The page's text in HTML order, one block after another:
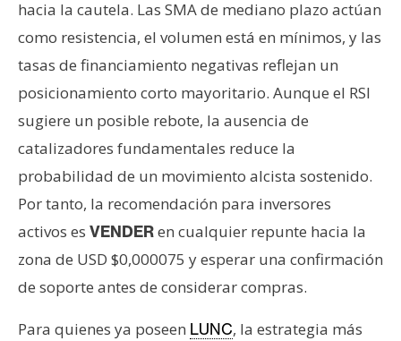
hacia la cautela. Las SMA de mediano plazo actúan
como resistencia, el volumen está en mínimos, y las
tasas de financiamiento negativas reflejan un
posicionamiento corto mayoritario. Aunque el RSI
sugiere un posible rebote, la ausencia de
catalizadores fundamentales reduce la
probabilidad de un movimiento alcista sostenido.
Por tanto, la recomendación para inversores
activos es VENDERen cualquier repunte hacia la
zona de USD $0,000075 y esperar una confirmación
de soporte antes de considerar compras.
Para quienes ya poseen LUNC, la estrategia más